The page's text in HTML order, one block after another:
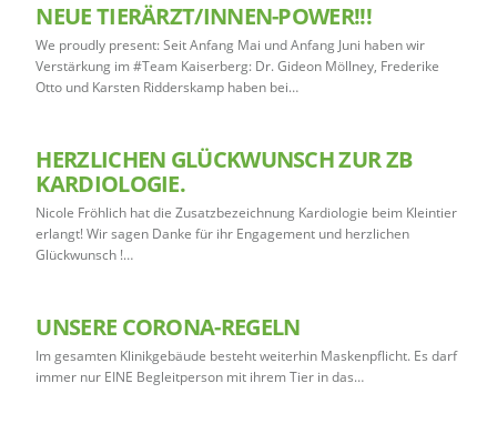
NEUE TIERÄRZT/INNEN-POWER!!!
We proudly present: Seit Anfang Mai und Anfang Juni haben wir
Verstärkung im #Team Kaiserberg: Dr. Gideon Möllney, Frederike
Otto und Karsten Ridderskamp haben bei…
HERZLICHEN GLÜCKWUNSCH ZUR ZB
KARDIOLOGIE.
Nicole Fröhlich hat die Zusatzbezeichnung Kardiologie beim Kleintier
erlangt! Wir sagen Danke für ihr Engagement und herzlichen
Glückwunsch !…
UNSERE CORONA-REGELN
Im gesamten Klinikgebäude besteht weiterhin Maskenpflicht. Es darf
immer nur EINE Begleitperson mit ihrem Tier in das…